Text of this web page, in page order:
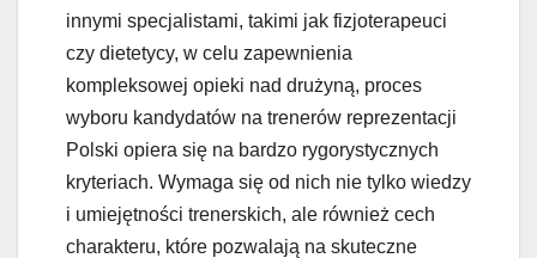
innymi specjalistami, takimi jak fizjoterapeuci
czy dietetycy, w celu zapewnienia
kompleksowej opieki nad drużyną, proces
wyboru kandydatów na trenerów reprezentacji
Polski opiera się na bardzo rygorystycznych
kryteriach. Wymaga się od nich nie tylko wiedzy
i umiejętności trenerskich, ale również cech
charakteru, które pozwalają na skuteczne